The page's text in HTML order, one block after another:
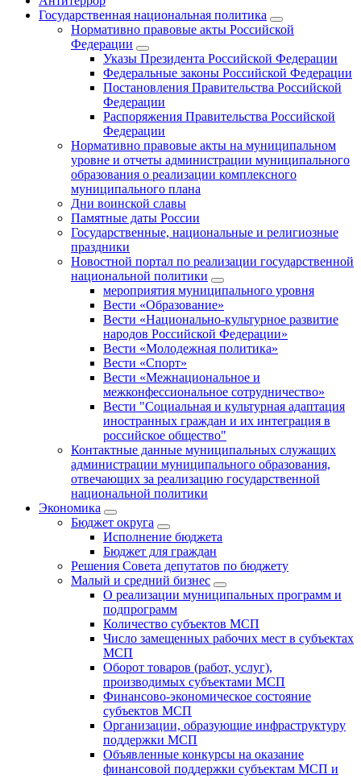
Государственная национальная политика
Нормативно правовые акты Российской
Федерации
Указы Президента Российской Федерации
Федеральные законы Российской Федерации
Постановления Правительства Российской
Федерации
Распоряжения Правительства Российской
Федерации
Нормативно правовые акты на муниципальном
уровне и отчеты администрации муниципального
образования о реализации комплексного
муниципального плана
Дни воинской славы
Памятные даты России
Государственные, национальные и религиозные
праздники
Новостной портал по реализации государственной
национальной политики
мероприятия муниципального уровня
Вести «Образование»
Вести «Национально-культурное развитие
народов Российской Федерации»
Вести «Молодежная политика»
Вести «Спорт»
Вести «Межнациональное и
межконфессиональное сотрудничество»
Вести "Социальная и культурная адаптация
иностранных граждан и их интеграция в
российское общество"
Контактные данные муниципальных служащих
администрации муниципального образования,
отвечающих за реализацию государственной
национальной политики
Экономика
Бюджет округa
Исполнение бюджета
Бюджет для граждан
Решения Совета депутатов по бюджету
Малый и средний бизнес
О реализации муниципальных программ и
подпрограмм
Количество субъектов МСП
Число замещенных рабочих мест в субъектах
МСП
Оборот товаров (работ, услуг),
производимых субъектами МСП
Финансово-экономическое состояние
субъектов МСП
Организации, образующие инфраструктуру
поддержки МСП
Объявленные конкурсы на оказание
финансовой поддержки субъектам МСП и